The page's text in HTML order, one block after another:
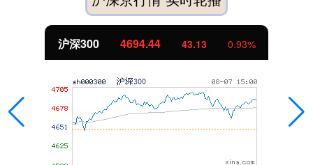
沪深300 4694.44 43.13 0.93%